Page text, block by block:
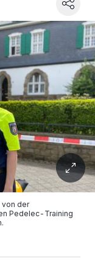
von der
Pedelec-Training